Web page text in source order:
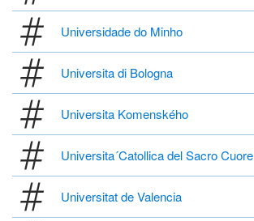
Universidade do Minho
Universita di Bologna
Universita Komenského
Universita´Catollica del Sacro Cuore
Universitat de Valencia